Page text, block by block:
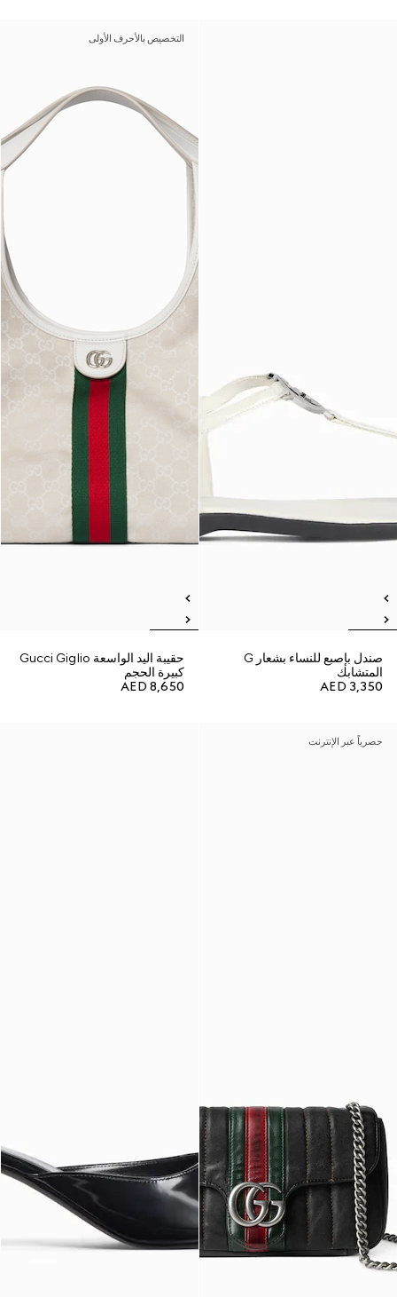
صندل بإصبع للنساء بشعار G
المتشابك
AED 3,350
التخصيص بالأحرف الأولى
حقيبة اليد الواسعة Gucci Giglio
كبيرة الحجم
AED 8,650
حصرياً عبر الإنترنت